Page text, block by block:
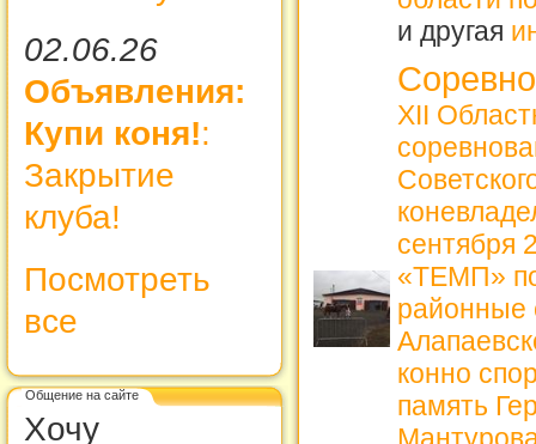
02.06.26
Объявления:
Купи коня!:
Закрытие
клуба!
Посмотреть
все
Общение на сайте
Хочу
и другая
XII
сентября
«ТЕМП»
районные
конно
память